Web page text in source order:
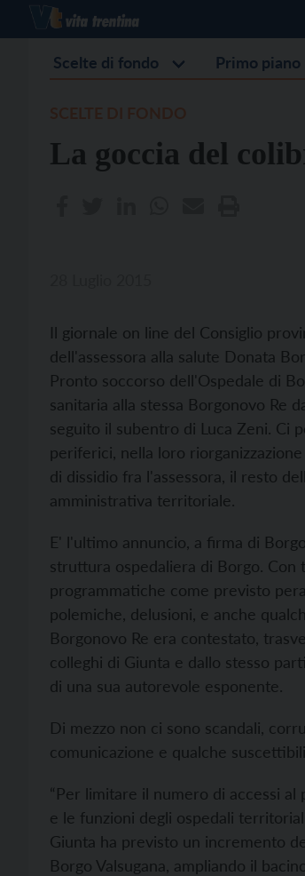
Scelte di fondo Primo piano
La goccia del
Il giornale on line del Consiglio
dell'assessora alla salute Donata
Pronto soccorso dell'Ospedale di
sanitaria alla stessa Borgonovo Re
seguito il subentro di Luca Zeni. Ci
periferici, nella loro
di dissidio fra l'assessora, il resto
amministrativa territoriale.
E' l'ultimo annuncio, a firma di
struttura ospedaliera di Borgo.
programmatiche come previsto
polemiche, delusioni, e anche
Borgonovo Re era contestato,
colleghi di Giunta e dallo stesso
di una sua autorevole esponente.
Di mezzo non ci sono scandali,
comunicazione e qualche
“Per limitare il numero di accessi
e le funzioni degli ospedali
Giunta ha previsto un incremento
Borgo Valsugana, ampliando il